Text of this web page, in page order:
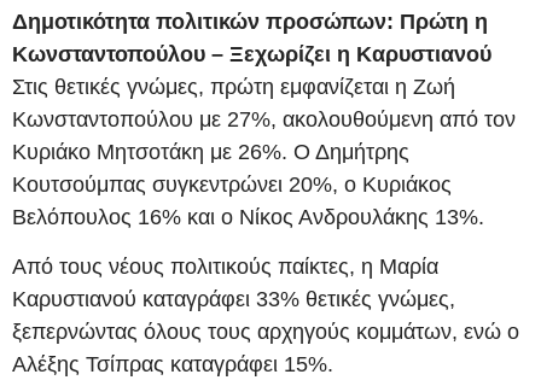
Δημοτικότητα πολιτικών προσώπων: Πρώτη η
Κωνσταντοπούλου – Ξεχωρίζει η Καρυστιανού
Στις θετικές γνώμες, πρώτη εμφανίζεται η Ζωή
Κωνσταντοπούλου με 27%, ακολουθούμενη από τον
Κυριάκο Μητσοτάκη με 26%. Ο Δημήτρης
Κουτσούμπας συγκεντρώνει 20%, ο Κυριάκος
Βελόπουλος 16% και ο Νίκος Ανδρουλάκης 13%.
Από τους νέους πολιτικούς παίκτες, η Μαρία
Καρυστιανού καταγράφει 33% θετικές γνώμες,
ξεπερνώντας όλους τους αρχηγούς κομμάτων, ενώ ο
Αλέξης Τσίπρας καταγράφει 15%.